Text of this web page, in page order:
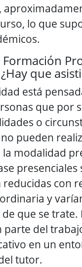
lo que
Formación
que
está
que por
o
pueden
modalidad
presenciales
con
y
que se trate.
parte del
en un
tutor.